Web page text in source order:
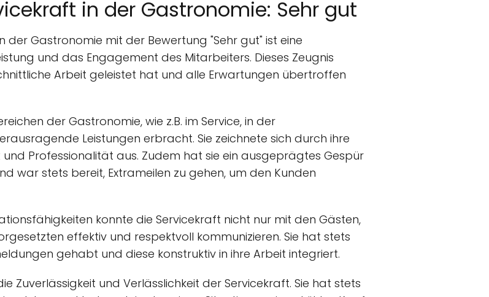
in der Gastronomie: Sehr gut
der Gastronomie mit der Bewertung "Sehr gut" ist eine
und das Engagement des Mitarbeiters. Dieses Zeugnis
Arbeit geleistet hat und alle Erwartungen übertroffen
der Gastronomie, wie z.B. im Service, in der
Leistungen erbracht. Sie zeichnete sich durch ihre
Professionalität aus. Zudem hat sie ein ausgeprägtes Gespür
war stets bereit, Extrameilen zu gehen, um den Kunden
konnte die Servicekraft nicht nur mit den Gästen,
effektiv und respektvoll kommunizieren. Sie hat stets
gehabt und diese konstruktiv in ihre Arbeit integriert.
Zuverlässigkeit und Verlässlichkeit der Servicekraft. Sie hat stets